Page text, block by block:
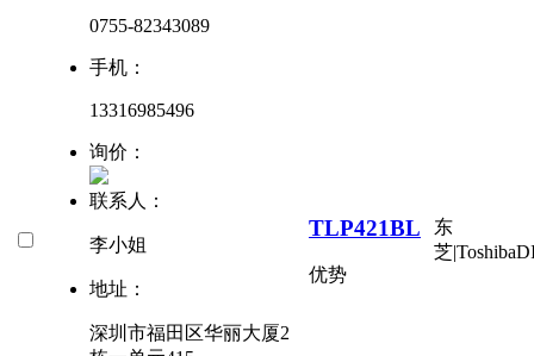
0755-82343089
手机：
13316985496
询价：
联系人：
李小姐
地址：
深圳市福田区华丽大厦2
TLP421BL
优势
东
芝|Toshiba